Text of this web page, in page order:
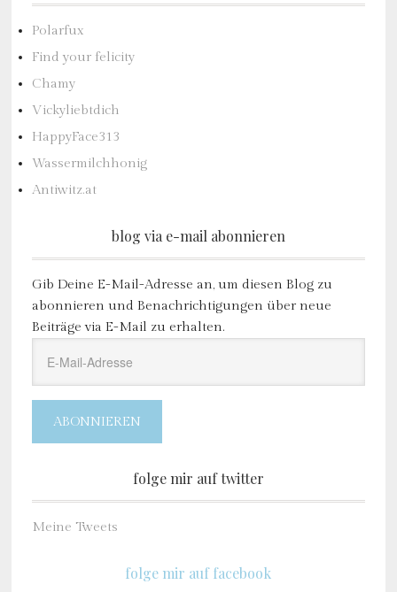
Polarfux
Find your felicity
Chamy
Vickyliebtdich
HappyFace313
Wassermilchhonig
Antiwitz.at
blog via e-mail abonnieren
Gib Deine E-Mail-Adresse an, um diesen Blog zu
abonnieren und Benachrichtigungen über neue
Beiträge via E-Mail zu erhalten.
Mail-
Adresse
ABONNIEREN
folge mir auf twitter
Meine Tweets
folge mir auf facebook